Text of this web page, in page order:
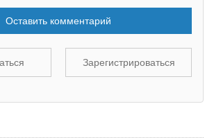
Оставить комментарий
Зарегистрироваться